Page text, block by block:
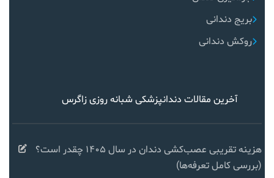
بریج دندانی
روکش دندانی
آخرین مقالات دندانپزشکی شبانه روزی زاگرس
هزینه تقریبی عصب‌کشی دندان در سال ۱۴۰۵ چقدر است؟
(بررسی کامل تعرفه‌ها)